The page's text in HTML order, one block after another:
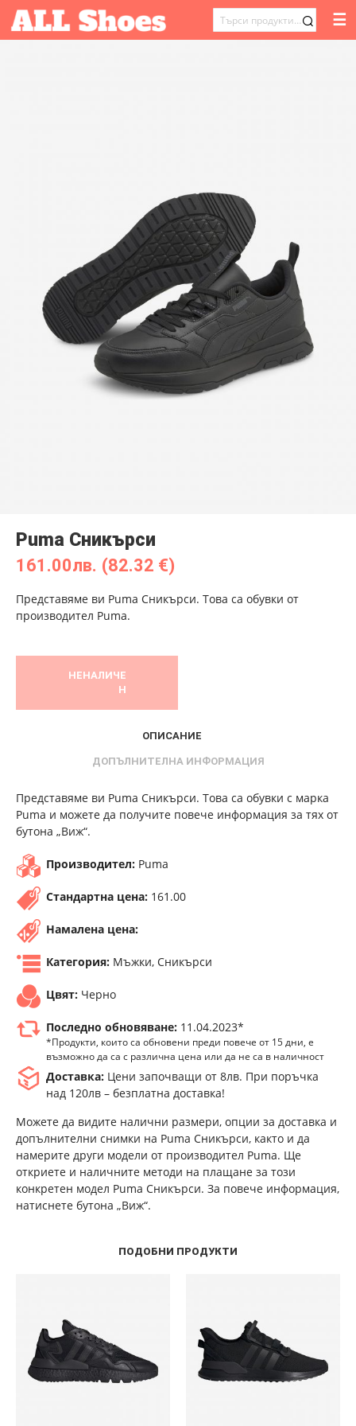
ТЪРСЕНЕ
☰
Puma Сникърси
161.00лв. (82.32 €)
Представяме ви Puma Сникърси. Това са обувки от
производител Puma.
НЕНАЛИЧЕ
Н
ОПИСАНИЕ
ДОПЪЛНИТЕЛНА ИНФОРМАЦИЯ
Представяме ви Puma Сникърси. Това са обувки с марка
Puma и можете да получите повече информация за тях от
бутона „Виж“.
Производител: Puma
Стандартна цена: 161.00
Намалена цена:
Категория: Мъжки, Сникърси
Цвят: Черно
Последно обновяване: 11.04.2023*
*Продукти, които са обновени преди повече от 15 дни, е
възможно да са с различна цена или да не са в наличност
Доставка: Цени започващи от 8лв. При поръчка
над 120лв – безплатна доставка!
Можете да видите налични размери, опции за доставка и
допълнителни снимки на Puma Сникърси, както и да
намерите други модели от производител Puma. Ще
откриете и наличните методи на плащане за този
конкретен модел Puma Сникърси. За повече информация,
натиснете бутона „Виж“.
ПОДОБНИ ПРОДУКТИ